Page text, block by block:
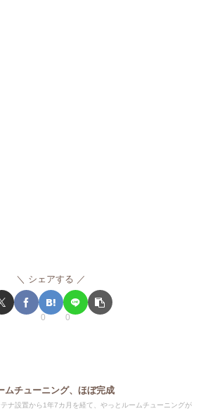
シェアする
0 0
ムチューニング、ほぼ完成
テナ設置から1年7カ月を経て、やっとルームチューニングが